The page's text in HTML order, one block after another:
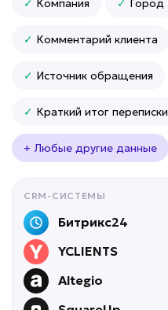
✓ Компания ✓ Город
✓ Комментарий клиента
✓ Источник обращения
✓ Краткий итог переписки
+ Любые другие данные
CRM-СИСТЕМЫ
Битрикс24
YCLIENTS
Altegio